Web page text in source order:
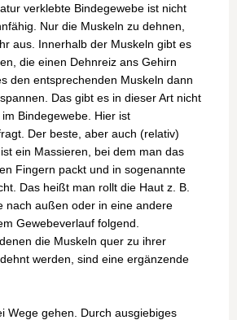
verklebte Bindegewebe ist nicht
Nur die Muskeln zu dehnen,
aus. Innerhalb der Muskeln gibt es
die einen Dehnreiz ans Gehirn
den entsprechenden Muskeln dann
Das gibt es in dieser Art nicht
Bindegewebe. Hier ist
Der beste, aber auch (relativ)
ein Massieren, bei dem man das
Fingern packt und in sogenannte
Das heißt man rollt die Haut z. B.
nach außen oder in eine andere
Gewebeverlauf folgend.
die Muskeln quer zu ihrer
werden, sind eine ergänzende
Wege gehen. Durch ausgiebiges